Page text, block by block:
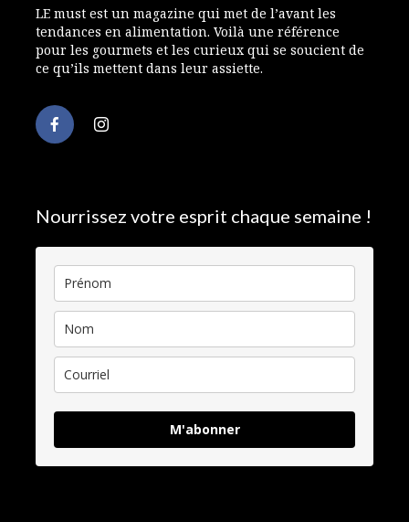
LE must est un magazine qui met de l’avant les
tendances en alimentation. Voilà une référence
pour les gourmets et les curieux qui se soucient de
ce qu’ils mettent dans leur assiette.
Nourrissez votre esprit chaque semaine !
M'abonner